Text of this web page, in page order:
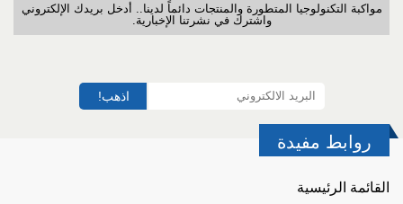
مواكبة التكنولوجيا المتطورة والمنتجات دائماً لدينا.. أدخل بريدك الإلكتروني
واشترك في نشرتنا الإخبارية.
اذهب!
روابط مفيدة
القائمة الرئيسية